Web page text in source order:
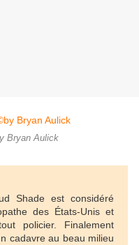
Bryan Aulick
Shade est considéré
des États-Unis et
policier. Finalement
cadavre au beau milieu